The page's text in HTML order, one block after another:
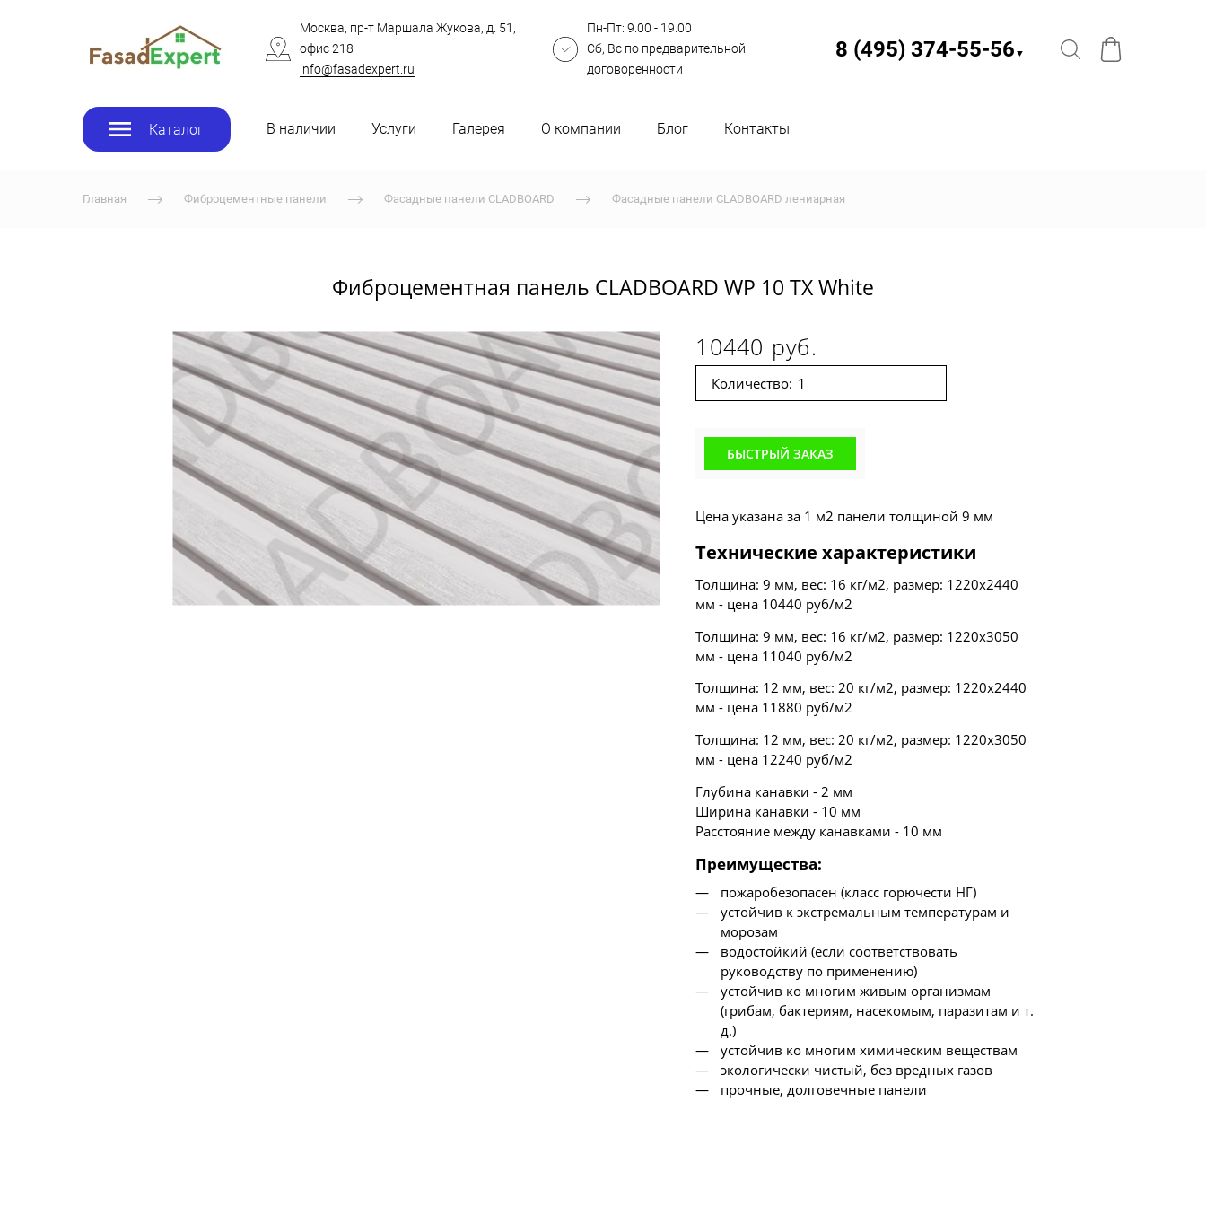
Москва, пр-т Маршала Жукова, д. 51,
офис 218
info@fasadexpert.ru
Пн-Пт: 9.00 - 19.00
Сб, Вс по предварительной
договоренности
8 (495) 374-55-56​ ▼
Каталог В наличии Услуги Галерея О компании Блог Контакты
Главная Фиброцементные панели Фасадные панели CLADBOARD Фасадные панели CLADBOARD лениарная
Фиброцементная панель CLADBOARD WP 10 TX White
10440 руб.
Количество:
БЫСТРЫЙ ЗАКАЗ
Цена указана за 1 м2 панели толщиной 9 мм
Технические характеристики
Толщина: 9 мм, вес: 16 кг/м2, размер: 1220х2440
мм - цена 10440 руб/м2
Толщина: 9 мм, вес: 16 кг/м2, размер: 1220х3050
мм - цена 11040 руб/м2
Толщина: 12 мм, вес: 20 кг/м2, размер: 1220х2440
мм - цена 11880 руб/м2
Толщина: 12 мм, вес: 20 кг/м2, размер: 1220х3050
мм - цена 12240 руб/м2
Глубина канавки - 2 мм
Ширина канавки - 10 мм
Расстояние между канавками - 10 мм
Преимущества:
пожаробезопасен (класс горючести НГ)
устойчив к экстремальным температурам и
морозам
водостойкий (если соответствовать
руководству по применению)
устойчив ко многим живым организмам
(грибам, бактериям, насекомым, паразитам и т.
д.)
устойчив ко многим химическим веществам
экологически чистый, без вредных газов
прочные, долговечные панели